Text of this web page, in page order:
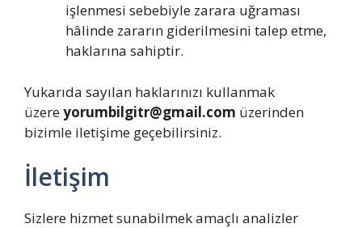
işlenmesi sebebiyle zarara uğraması
hâlinde zararın giderilmesini talep etme,
haklarına sahiptir.
Yukarıda sayılan haklarınızı kullanmak
üzereyorumbilgitr@gmail.com üzerinden
bizimle iletişime geçebilirsiniz.
İletişim
Sizlere hizmet sunabilmek amaçlı analizler